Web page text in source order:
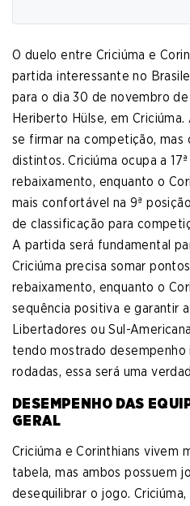
O duelo entre Criciúma e
partida interessante no
para o dia 30 de novembro
Heriberto Hülse, em
se firmar na competição, mas
distintos. Criciúma ocupa a
rebaixamento, enquanto o
mais confortável na 9ª
de classificação para
A partida será fundamental
Criciúma precisa somar
rebaixamento, enquanto o
sequência positiva e garantir
Libertadores ou Sul-
tendo mostrado desempenho
rodadas, essa será uma
DESEMPENHO DAS
GERAL
Criciúma e Corinthians vivem
tabela, mas ambos possuem
desequilibrar o jogo.